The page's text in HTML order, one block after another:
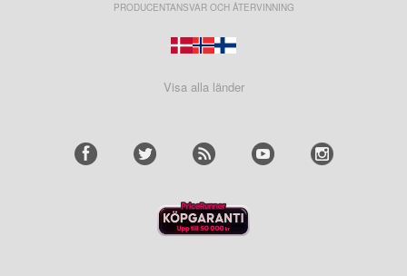
PRODUCENTANSVAR OCH ÅTERVINNING
Visa alla länder